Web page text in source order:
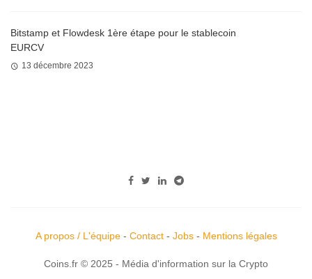
Bitstamp et Flowdesk 1ère étape pour le stablecoin
EURCV
13 décembre 2023
A propos / L'équipe- Contact- Jobs- Mentions légales
Coins.fr © 2025 - Média d'information sur la Crypto